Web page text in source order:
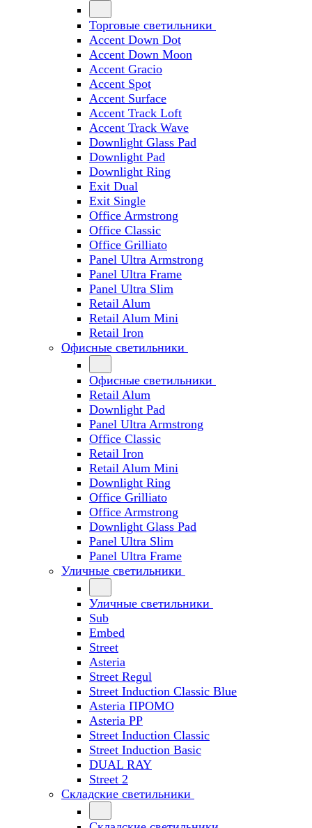
Торговые светильники
Accent Down Dot
Accent Down Moon
Accent Gracio
Accent Spot
Accent Surface
Accent Track Loft
Accent Track Wave
Downlight Glass Pad
Downlight Pad
Downlight Ring
Exit Dual
Exit Single
Office Armstrong
Office Classic
Office Grilliato
Panel Ultra Armstrong
Panel Ultra Frame
Panel Ultra Slim
Retail Alum
Retail Alum Mini
Retail Iron
Офисные светильники
Офисные светильники
Retail Alum
Downlight Pad
Panel Ultra Armstrong
Office Classic
Retail Iron
Retail Alum Mini
Downlight Ring
Office Grilliato
Office Armstrong
Downlight Glass Pad
Panel Ultra Slim
Panel Ultra Frame
Уличные светильники
Уличные светильники
Sub
Embed
Street
Asteria
Street Regul
Street Induction Classic Blue
Asteria ПРОМО
Asteria PP
Street Induction Classic
Street Induction Basic
DUAL RAY
Street 2
Складские светильники